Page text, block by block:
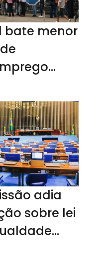
bate menor
adia
sobre lei